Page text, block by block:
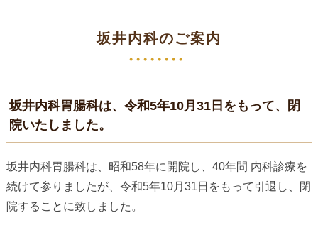
坂井内科のご案内
坂井内科胃腸科は、令和5年10月31日をもって、閉
院いたしました。
坂井内科胃腸科は、昭和58年に開院し、40年間 内科診療を
続けて参りましたが、令和5年10月31日をもって引退し、閉
院することに致しました。